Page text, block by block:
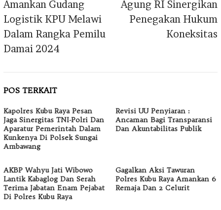
Amankan Gudang
Logistik KPU Melawi
Dalam Rangka Pemilu
Damai 2024
Agung RI Sinergikan
Penegakan Hukum
Koneksitas
POS TERKAIT
Kapolres Kubu Raya Pesan
Jaga Sinergitas TNI-Polri Dan
Aparatur Pemerintah Dalam
Kunkenya Di Polsek Sungai
Ambawang
Revisi UU Penyiaran :
Ancaman Bagi Transparansi
Dan Akuntabilitas Publik
AKBP Wahyu Jati Wibowo
Lantik Kabaglog Dan Serah
Terima Jabatan Enam Pejabat
Di Polres Kubu Raya
Gagalkan Aksi Tawuran
Polres Kubu Raya Amankan 6
Remaja Dan 2 Celurit